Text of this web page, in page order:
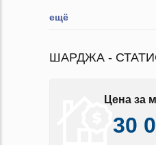
ещё
ШАРДЖА -
Цена за
30